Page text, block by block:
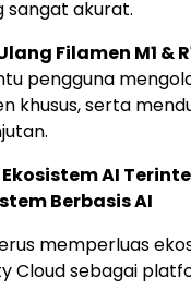
sangat akurat.
Filamen M1 &
pengguna
khusus, serta
AI
Berbasis AI
memperluas
Cloud sebagai